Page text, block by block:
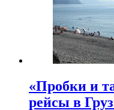
«Пробки и
рейсы в